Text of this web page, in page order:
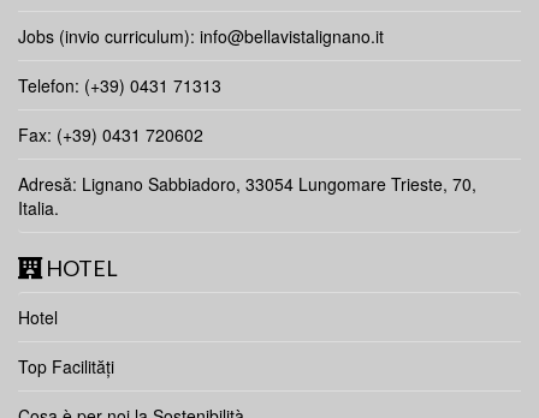
Jobs (invio curriculum): info@bellavistalignano.it
Telefon: (+39) 0431 71313
Fax: (+39) 0431 720602
Adresă: Lignano Sabbiadoro, 33054 Lungomare Trieste, 70,
Italia.
HOTEL
Hotel
Top Facilități